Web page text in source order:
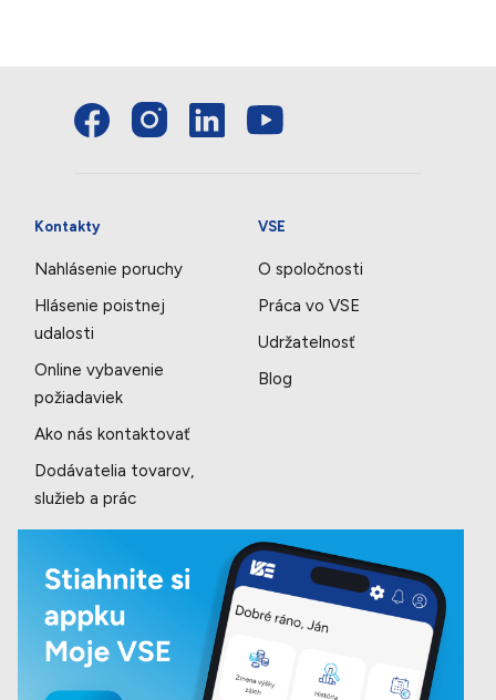
Kontakty
Nahlásenie poruchy
Hlásenie poistnej
udalosti
Online vybavenie
požiadaviek
Ako nás kontaktovať
Dodávatelia tovarov,
služieb a prác
VSE
O spoločnosti
Práca vo VSE
Udržatelnosť
Blog